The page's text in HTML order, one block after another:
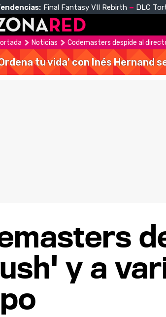
Final Fantasy VII Rebirth DLC
Noticias Codemasters despide al
tu vida' con Inés Hernand
y a